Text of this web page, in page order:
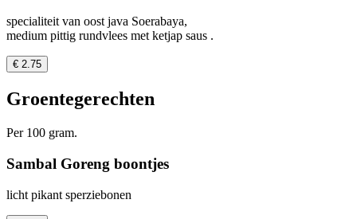
specialiteit van oost java Soerabaya,
medium pittig rundvlees met ketjap saus .
€ 2.75
Groentegerechten
Per 100 gram.
Sambal Goreng boontjes
licht pikant sperziebonen